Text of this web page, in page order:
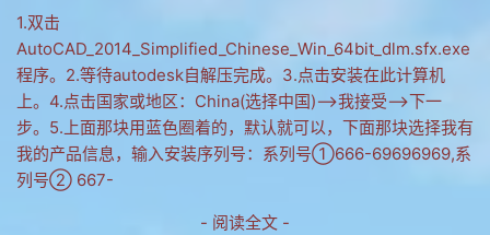
1.双击
AutoCAD_2014_Simplified_Chinese_Win_64bit_dlm.sfx.exe
程序。2.等待autodesk自解压完成。3.点击安装在此计算机
上。4.点击国家或地区：China(选择中国)-->我接受-->下一
步。5.上面那块用蓝色圈着的，默认就可以，下面那块选择我有
我的产品信息，输入安装序列号：系列号①666-69696969,系
列号② 667-
- 阅读全文 -